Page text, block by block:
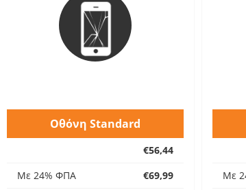
Οθόνη Standard
€56,44
Με 24% ΦΠΑ
€69,99
Με